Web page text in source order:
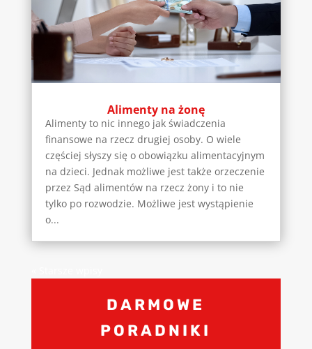
Alimenty na żonę
Alimenty to nic innego jak świadczenia
finansowe na rzecz drugiej osoby. O wiele
częściej słyszy się o obowiązku alimentacyjnym
na dzieci. Jednak możliwe jest także orzeczenie
przez Sąd alimentów na rzecz żony i to nie
tylko po rozwodzie. Możliwe jest wystąpienie
o...
DARMOWE
PORADNIKI